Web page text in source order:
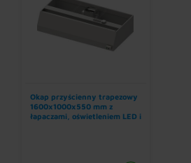
Okap przyścienny trapezowy
1600x1000x550 mm z
łapaczami, oświetleniem LED i